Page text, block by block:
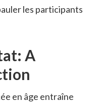
les participants
A
en âge entraîne